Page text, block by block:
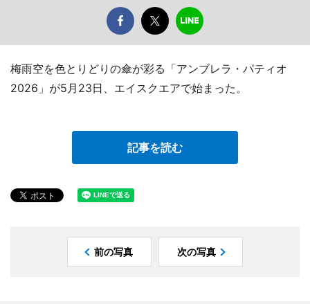
梅雨空を色とりどりの傘が彩る「アンブレラ・パティオ
2026」が5月23日、エイスクエアで始まった。
記事を読む
前の写真 次の写真